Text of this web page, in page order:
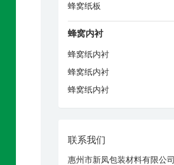
蜂窝纸板
蜂窝内衬
蜂窝纸内衬
蜂窝纸内衬
蜂窝纸内衬
联系我们
惠州市新凤包装材料有限公司